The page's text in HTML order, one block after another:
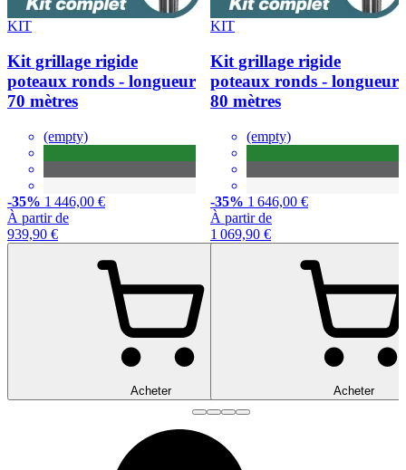
KIT
Kit grillage rigide
poteaux ronds - longueur
70 mètres
(empty)
-35% 1 446,00 €
À partir de
939,90 €
Acheter
KIT
Kit grillage rigide
poteaux ronds - longueur
80 mètres
(empty)
-35% 1 646,00 €
À partir de
1 069,90 €
Acheter